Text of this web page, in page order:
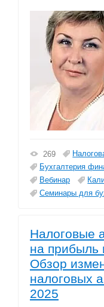
269
Бухгалтерия
Вебинар
Семинары для
Налоговые
на прибыль
Обзор
налоговых
2025